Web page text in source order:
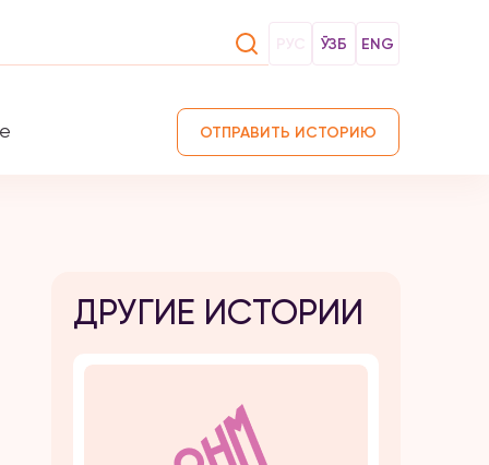
РУС ЎЗБ ENG
ОТПРАВИТЬ ИСТОРИЮ
ДРУГИЕ ИСТОРИИ